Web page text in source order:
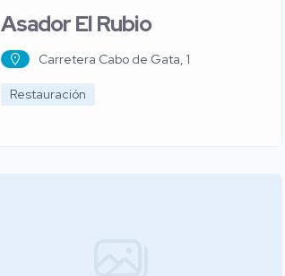
Asador El Rubio
Carretera Cabo de Gata, 1
Restauración